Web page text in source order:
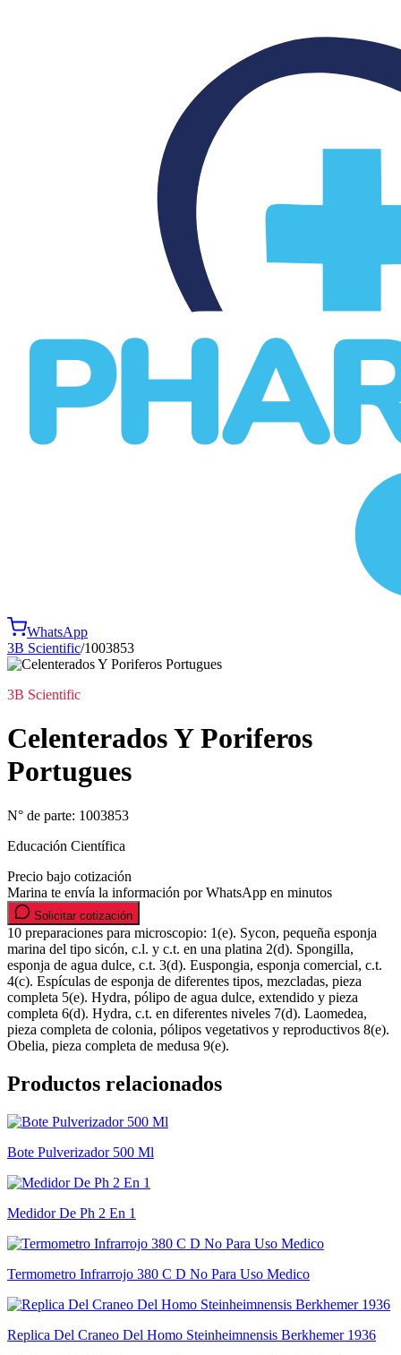
WhatsApp
3B Scientific/1003853
3B Scientific
Celenterados Y Poriferos
Portugues
N° de parte: 1003853
Educación Científica
Precio bajo cotización
Marina te envía la información por WhatsApp en minutos
Solicitar cotización
10 preparaciones para microscopio: 1(e). Sycon, pequeña esponja
marina del tipo sicón, c.l. y c.t. en una platina 2(d). Spongilla,
esponja de agua dulce, c.t. 3(d). Euspongia, esponja comercial, c.t.
4(c). Espículas de esponja de diferentes tipos, mezcladas, pieza
completa 5(e). Hydra, pólipo de agua dulce, extendido y pieza
completa 6(d). Hydra, c.t. en diferentes niveles 7(d). Laomedea,
pieza completa de colonia, pólipos vegetativos y reproductivos 8(e).
Obelia, pieza completa de medusa 9(e).
Productos relacionados
Bote Pulverizador 500 Ml
Medidor De Ph 2 En 1
Termometro Infrarrojo 380 C D No Para Uso Medico
Replica Del Craneo Del Homo Steinheimnensis Berkhemer 1936